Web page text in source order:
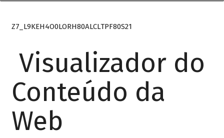
Z7_L9KEH4O0LORH80ALCLTPF80S21
Visualizador do
Conteúdo da
Web